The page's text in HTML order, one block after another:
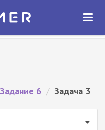
ОТКРЫТЬ
Задание 6 / Задача 3